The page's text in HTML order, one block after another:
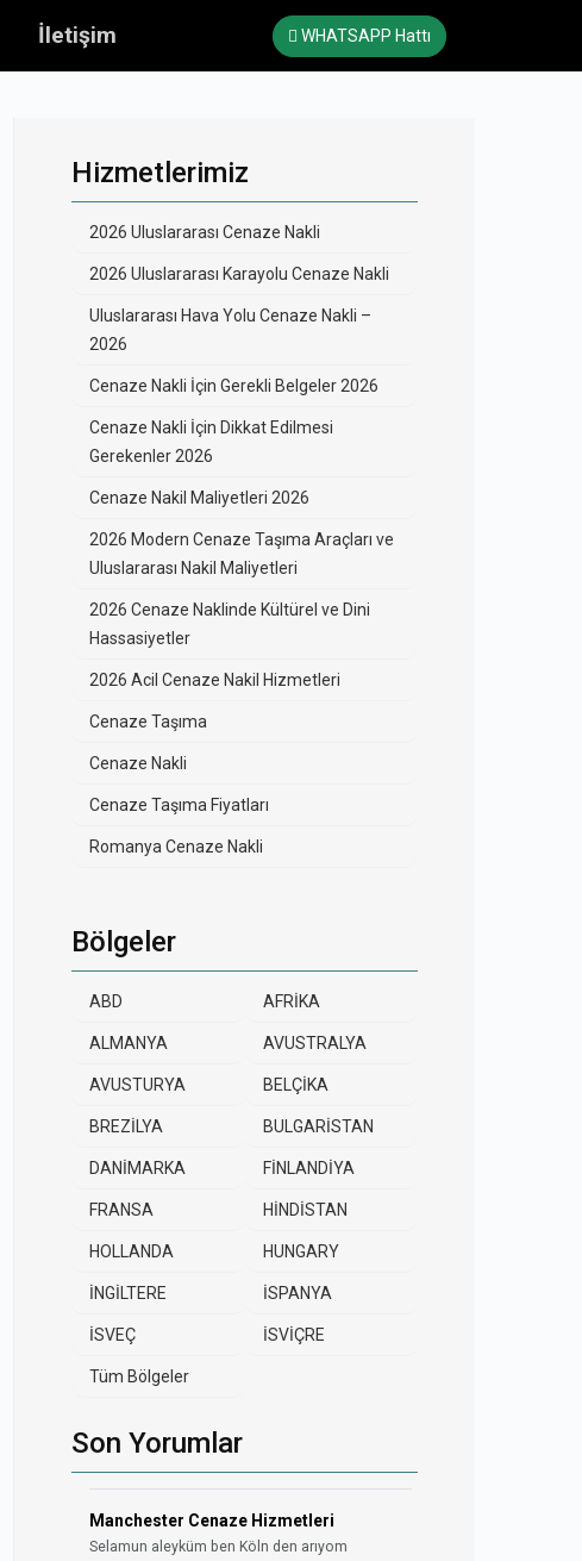
İletişim WHATSAPP Hattı
Hizmetlerimiz
2026 Uluslararası Cenaze Nakli
2026 Uluslararası Karayolu Cenaze Nakli
Uluslararası Hava Yolu Cenaze Nakli –
2026
Cenaze Nakli İçin Gerekli Belgeler 2026
Cenaze Nakli İçin Dikkat Edilmesi
Gerekenler 2026
Cenaze Nakil Maliyetleri 2026
2026 Modern Cenaze Taşıma Araçları ve
Uluslararası Nakil Maliyetleri
2026 Cenaze Naklinde Kültürel ve Dini
Hassasiyetler
2026 Acil Cenaze Nakil Hizmetleri
Cenaze Taşıma
Cenaze Nakli
Cenaze Taşıma Fiyatları
Romanya Cenaze Nakli
Bölgeler
ABD AFRİKA
ALMANYA AVUSTRALYA
AVUSTURYA BELÇİKA
BREZİLYA BULGARİSTAN
DANİMARKA FİNLANDİYA
FRANSA HİNDİSTAN
HOLLANDA HUNGARY
İNGİLTERE İSPANYA
İSVEÇ İSVİÇRE
Tüm Bölgeler
Son Yorumlar
Manchester Cenaze Hizmetleri
Selamun aleyküm ben Köln den arıyom